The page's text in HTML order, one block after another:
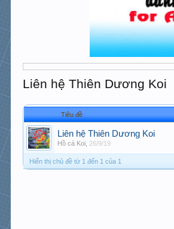
Liên hệ Thiên Dương Koi
Tiêu đề
Liên hệ Thiên Dương Koi
Hồ cá Koi 26/9/19
Hiển thị chủ đề từ 1 đến 1 của 1